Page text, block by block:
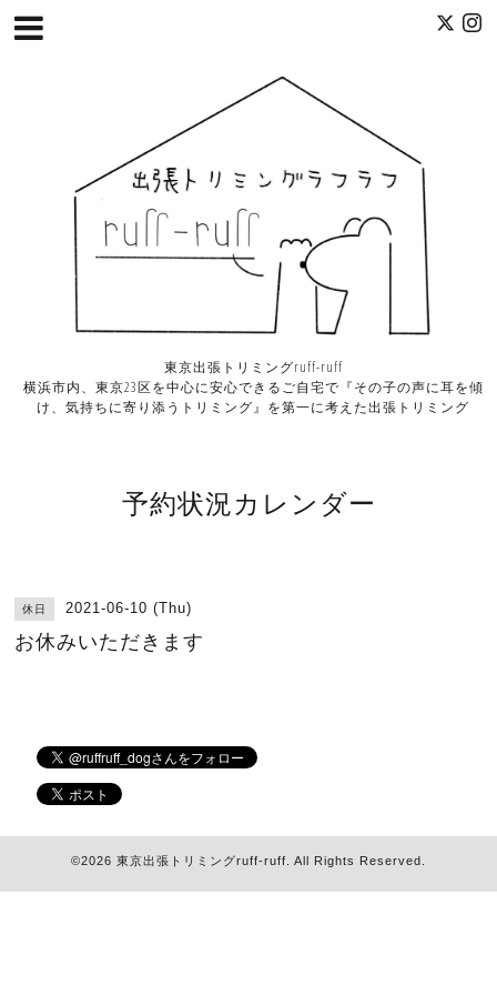
東京出張トリミングruff-ruff
横浜市内、東京23区を中心に安心できるご自宅で『その子の声に耳を傾
け、気持ちに寄り添うトリミング』を第一に考えた出張トリミング
予約状況カレンダー
休日 2021-06-10 (Thu)
お休みいただきます
©2026 東京出張トリミングruff-ruff . All Rights Reserved.